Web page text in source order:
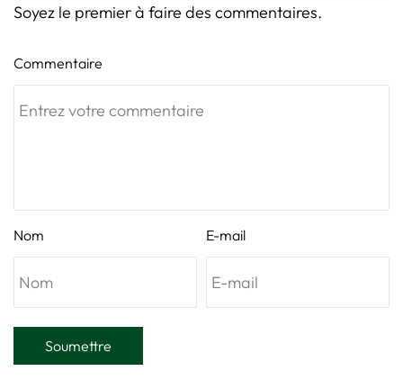
Soyez le premier à faire des commentaires.
Commentaire
Nom E-mail
Soumettre